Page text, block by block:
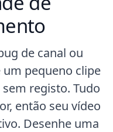
de canal ou
pequeno clipe
registo. Tudo
então seu vídeo
Desenhe uma